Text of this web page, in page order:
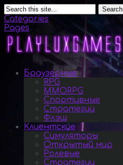
Search
Categories
Pages
Браузерные
RPG
MMORPG
Спортивные
Стратегии
Флэш
Клиентские
Симуляторы
Открытый мир
Ролевые
Стратегии